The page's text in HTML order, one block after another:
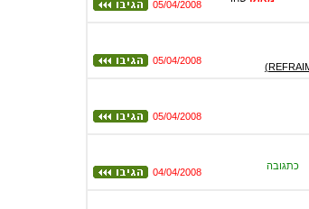
05/04/2008
05/04/2008
05/04/2008
04/04/2008
כתגובה